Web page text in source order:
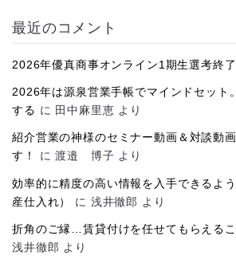
イ
ブ
最近のコメント
2026年優真商事オンライン1期生選考終了
2026年は源泉営業手帳でマインドセット
する に 田中麻里恵 より
紹介営業の神様のセミナー動画＆対談動
す！
に渡邉 博子 より
効率的に精度の高い情報を入手できるよ
産仕入れ）
に 浅井徹郎 より
折角のご縁…賃貸付けを任せてもらえる
浅井徹郎 より